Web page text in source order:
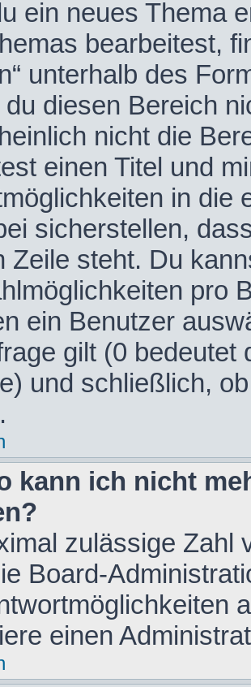
ein neues Thema
bearbeitest,
unterhalb des
diesen Bereich
nicht die
einen Titel und
in die
sicherstellen,
Zeile steht. Du
pro
ein Benutzer
gilt (0 bedeutet
und schließlich,
kann ich nicht
zulässige Zahl
Board-
einen